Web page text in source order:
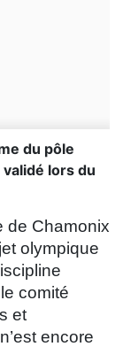
du pôle
lors du
de Chamonix
olympique
comité
et
encore